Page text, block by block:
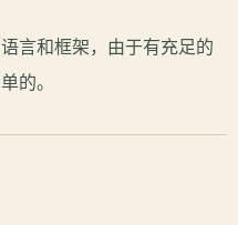
和框架，由于有充足的
的。